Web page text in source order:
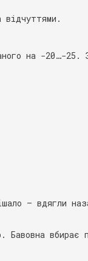
відчуттями.
на −20…−25.
— вдягли
Бавовна